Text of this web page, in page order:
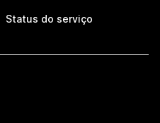
Status do serviço